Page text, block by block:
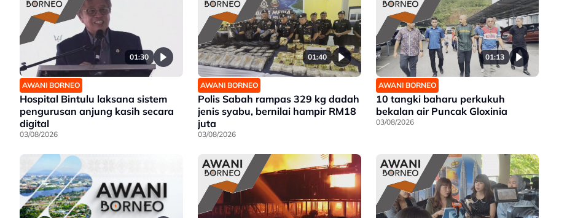
01:30
AWANI BORNEO
Hospital Bintulu laksana sistem
pengurusan anjung kasih secara
digital
03/08/2026
01:40
AWANI BORNEO
Polis Sabah rampas 329 kg dadah
jenis syabu, bernilai hampir RM18
juta
03/08/2026
01:13
AWANI BORNEO
10 tangki baharu perkukuh
bekalan air Puncak Gloxinia
03/08/2026